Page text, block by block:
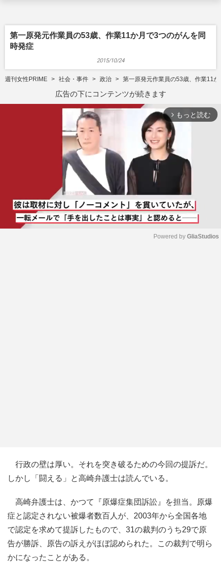
第一原発元作業員の53歳、作業11か月で3つのがんを同
時発症
2015/10/24
週刊女性PRIME 社会・事件 政治 第一原発元作業員の53歳、作業11
広告の下にコンテンツが続きます
arrow_forward_ios もっと読む
Powered by GliaStudios
行政の壁は厚い。それを突き破るための今回の提訴だ。
しかし「闘える」と高崎弁護士は読んでいる。
高崎弁護士は、かつて『原爆症集団訴訟』を担当。原爆
症と認定されない被爆者数百人が、2003年から全国各地
で認定を求めて提訴したもので、31の裁判のうち29で原
告が勝訴、原告の訴えがほぼ認められた。この裁判で明ら
かになったことがある。